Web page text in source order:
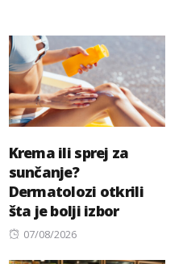
Krema ili sprej za
sunčanje?
Dermatolozi otkrili
šta je bolji izbor
Posted
07/08/2026